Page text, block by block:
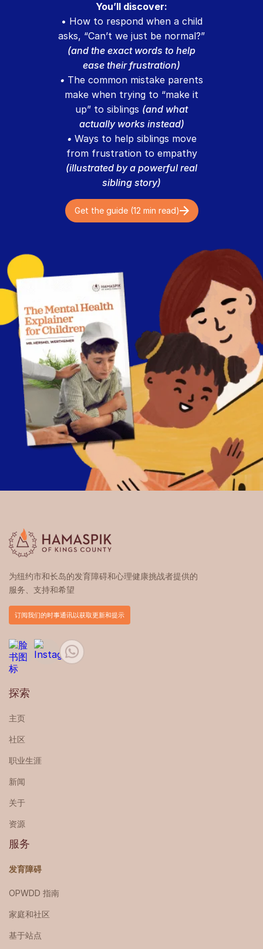
You’ll discover:
• How to respond when a child
asks, “Can’t we just be normal?”
(and the exact words to help
ease their frustration)
• The common mistake parents
make when trying to “make it
up” to siblings (and what
actually works instead)
• Ways to help siblings move
from frustration to empathy
(illustrated by a powerful real
sibling story)
Get the guide (12 min read)
为纽约市和长岛的发育障碍和心理健康挑战者提供的
服务、支持和希望
订阅我们的时事通讯以获取更新和提示
探索
主页
社区
职业生涯
新闻
关于
资源
服务
发育障碍
OPWDD 指南
家庭和社区
基于站点